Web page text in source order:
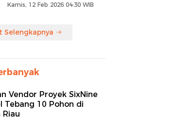
Kamis, 12 Feb 2026 04:30 WIB
Selengkapnya
Vendor Proyek SixNine
Tebang 10 Pohon di
Riau